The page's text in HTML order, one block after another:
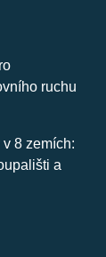
ruchu
8 zemích:
a